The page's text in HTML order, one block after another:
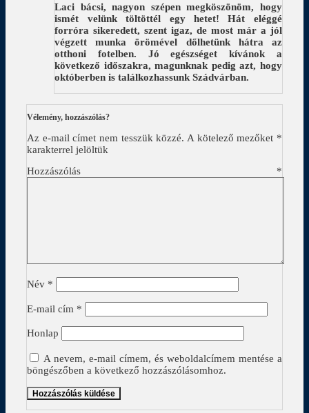
Laci bácsi, nagyon szépen megköszönöm, hogy
ismét velünk töltöttél egy hetet! Hát eléggé
forróra sikeredett, szent igaz, de most már a jól
végzett munka örömével dőlhetünk hátra az
otthoni fotelben. Jó egészséget kívánok a
következő időszakra, magunknak pedig azt, hogy
októberben is találkozhassunk Szádvárban.
Vélemény, hozzászólás?
Az e-mail címet nem tesszük közzé. A kötelező mezőket *
karakterrel jelöltük
Hozzászólás *
Név *
E-mail cím *
Honlap
A nevem, e-mail címem, és weboldalcímem mentése a
böngészőben a következő hozzászólásomhoz.